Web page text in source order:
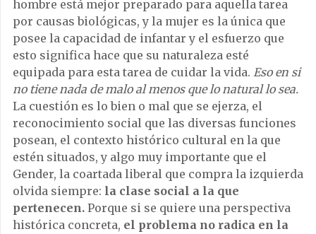
hombre está mejor preparado para aquella tarea
por causas biológicas, y la mujer es la única que
posee la capacidad de infantar y el esfuerzo que
esto significa hace que su naturaleza esté
equipada para esta tarea de cuidar la vida. Eso en si
no tiene nada de malo al menos que lo natural lo sea.
La cuestión es lo bien o mal que se ejerza, el
reconocimiento social que las diversas funciones
posean, el contexto histórico cultural en la que
estén situados, y algo muy importante que el
Gender, la coartada liberal que compra la izquierda
olvida siempre: la clase social a la que
pertenecen. Porque si se quiere una perspectiva
histórica concreta, el problema no radica en la